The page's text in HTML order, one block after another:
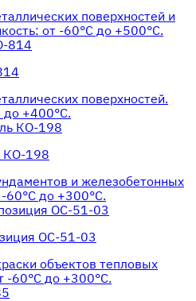
поверхностей и
от -60°С до +500°С.
поверхностей.
до +400°С.
КО-198
и железобетонных
60°С до +300°С.
ОС-51-03
объектов тепловых
-60°С до +300°С.